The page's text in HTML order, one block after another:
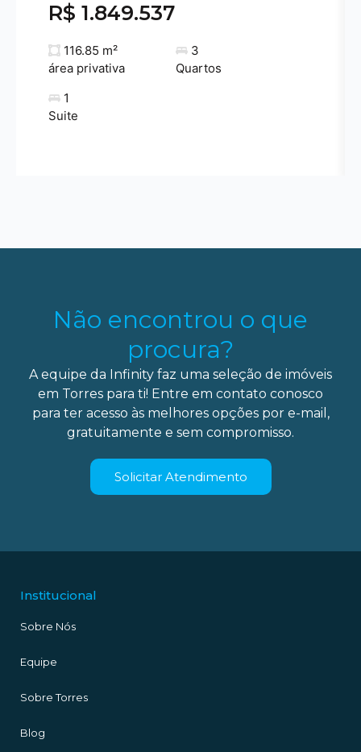
R$ 1.849.537
116.85 m²
área privativa
3
Quartos
1
Suite
Não encontrou o que
procura?
A equipe da Infinity faz uma seleção de imóveis
em Torres para ti! Entre em contato conosco
para ter acesso às melhores opções por e-mail,
gratuitamente e sem compromisso.
Solicitar Atendimento
Institucional
Sobre Nós
Equipe
Sobre Torres
Blog